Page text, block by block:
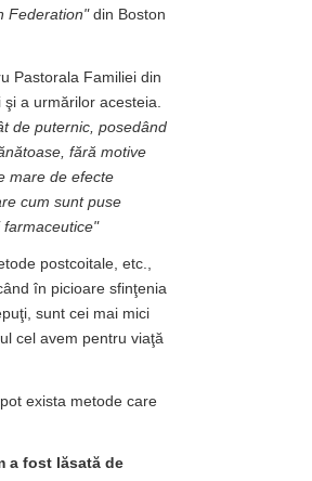
Federation"din Boston
Pastorala Familiei din
a urmărilor acesteia.
de puternic, posedând
fără motive
mare de efecte
cum sunt puse
postcoitale, etc.,
în picioare sfinţenia
sunt cei mai mici
cel avem pentru viaţă
exista metode care
a fost lăsată de